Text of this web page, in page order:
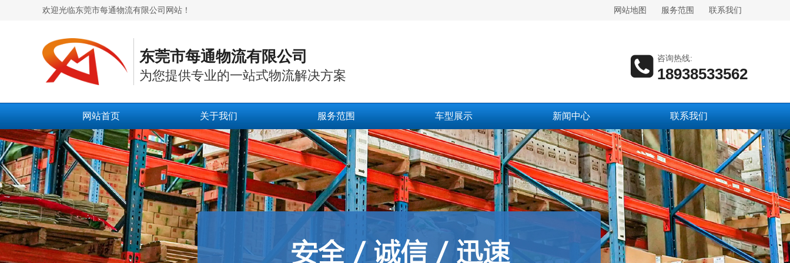
欢迎光临东莞市每通物流有限公司网站！ 网站地图 服务范围 联系我们
东莞市每通物流有限公司
为您提供专业的一站式物流解决方案
咨询热线:
18938533562
网站首页 关于我们 服务范围 车型展示 新闻中心 联系我们